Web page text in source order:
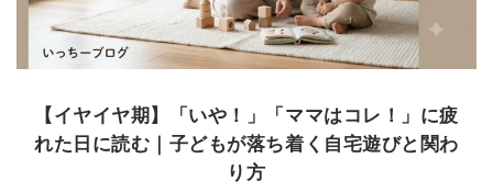
【イヤイヤ期】「いや！」「ママはコレ！」に疲
れた日に読む｜子どもが落ち着く自宅遊びと関わ
り方